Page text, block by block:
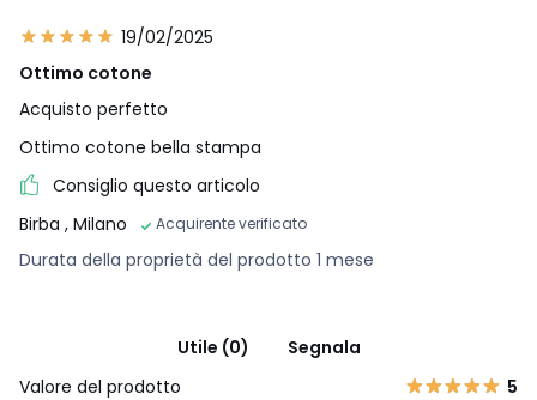
19/02/2025
Ottimo cotone
Acquisto perfetto
Ottimo cotone bella stampa
Consiglio questo articolo
Birba , Milano Acquirente verificato
Durata della proprietà del prodotto 1 mese
Utile (0)
Segnala
Valore del prodotto
5